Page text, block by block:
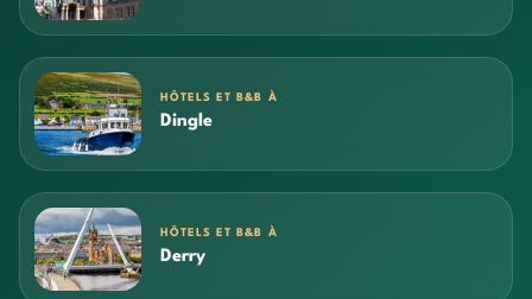
HÔTELS ET B&B À
Dingle
HÔTELS ET B&B À
Derry